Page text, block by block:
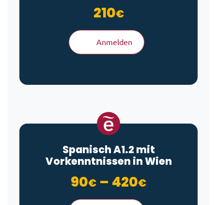
210€
Anmelden
Spanisch A1.2 mit
Vorkenntnissen in Wien
90€ – 420€